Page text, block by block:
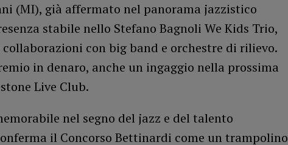
(MI), già affermato nel panorama jazzistico
stabile nello Stefano Bagnoli We Kids Trio,
con big band e orchestre di rilievo.
in denaro, anche un ingaggio nella prossima
Live Club.
nel segno del jazz e del talento
il Concorso Bettinardi come un trampolino